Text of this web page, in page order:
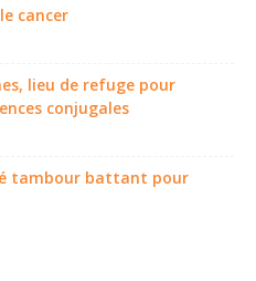
cancer
lieu de refuge pour
conjugales
tambour battant pour